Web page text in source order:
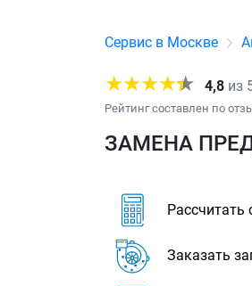
Сервис в Москве
4,8 из
Рейтинг составлен по
ЗАМЕНА
Рассчитать
Заказать